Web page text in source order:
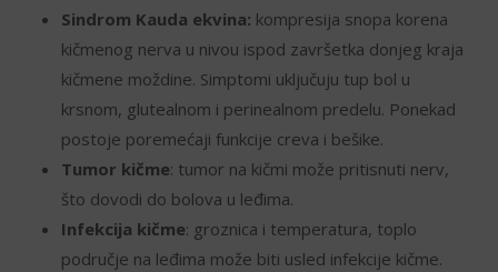
Sindrom Kauda ekvina: kompresija snopa korena
kičmenog nerva u nivou ispod završetka donjeg kraja
kičmene moždine. Simptomi uključuju tup bol u
krsnom, glutealnom i perinealnom predelu. Ponekad
postoje poremećaji funkcije creva i bešike.
Tumor kičme: tumor na kičmi može pritisnuti nerv,
što dovodi do bolova u leđima.
Infekcija kičme: groznica i temperatura, toplo
područje na leđima može biti usled infekcije kičme.